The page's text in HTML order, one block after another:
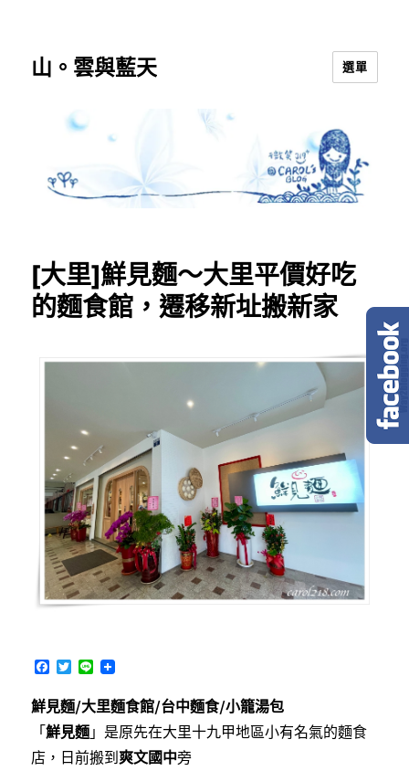
山。雲與藍天 選單
[大里]鮮見麵～大里平價好吃
的麵食館，遷移新址搬新家
F
c
e
b
o
o
T
i
t
t
e
r
L
n
e
鮮見麵/大里麵食館/台中麵食/小籠湯包
「鮮見麵 」是原先在大里十九甲地區小有名氣的麵食
店，日前搬到爽文國中旁